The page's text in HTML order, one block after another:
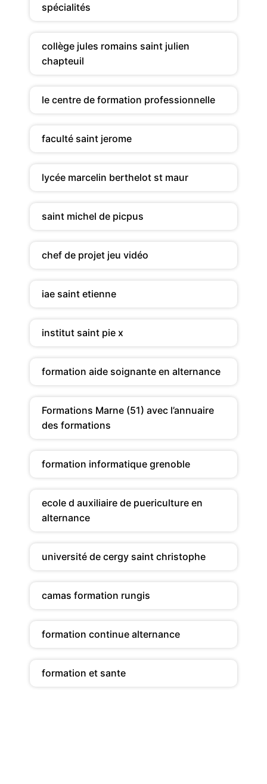
spécialités
collège jules romains saint julien
chapteuil
le centre de formation professionnelle
faculté saint jerome
lycée marcelin berthelot st maur
saint michel de picpus
chef de projet jeu vidéo
iae saint etienne
institut saint pie x
formation aide soignante en alternance
Formations Marne (51) avec l’annuaire
des formations
formation informatique grenoble
ecole d auxiliaire de puericulture en
alternance
université de cergy saint christophe
camas formation rungis
formation continue alternance
formation et sante